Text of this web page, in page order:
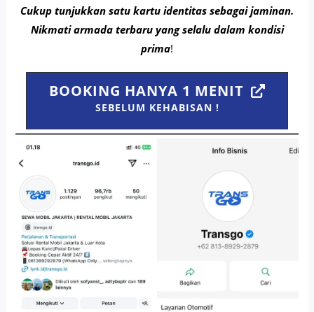
Cukup tunjukkan satu kartu identitas sebagai jaminan.
Nikmati armada terbaru yang selalu dalam kondisi
prima!
BOOKING HANYA 1 MENIT
SEBELUM KEHABISAN !